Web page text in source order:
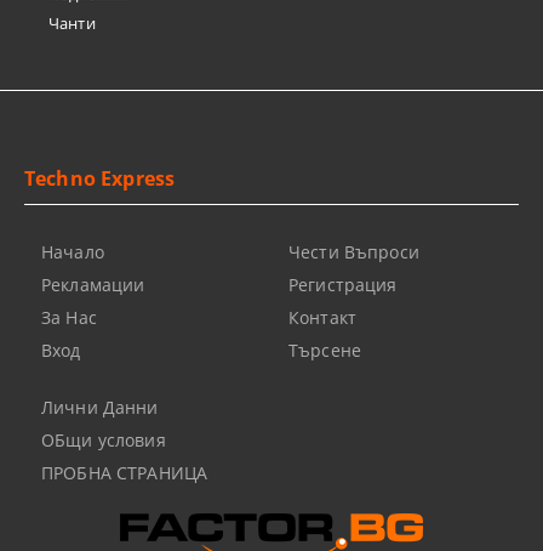
Чанти
Techno Express
Начало
Рекламации
За Нас
Вход
Чести Въпроси
Регистрация
Контакт
Търсене
Лични Данни
ОБщи условия
ПРОБНА СТРАНИЦА